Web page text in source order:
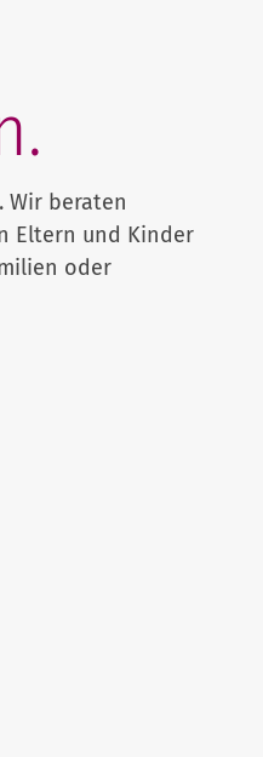
Wir beraten
Eltern und Kinder
oder